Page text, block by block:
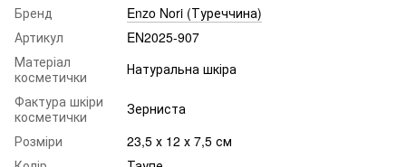
Бренд
Enzo Nori (Туреччина)
Артикул
EN2025-907
Матеріал
косметички
Натуральна шкіра
Фактура шкіри
косметички
Зерниста
Розміри
23,5 х 12 х 7,5 см